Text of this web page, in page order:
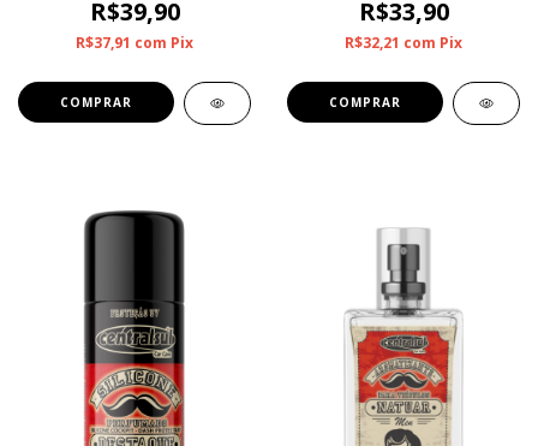
R$39,90
R$37,91 com Pix
R$33,90
R$32,21 com Pix